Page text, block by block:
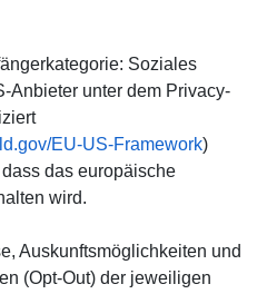
Soziales
Anbieter unter dem Privacy-
EU-US-Framework)
das europäische
wird.
Auskunftsmöglichkeiten und
(Opt-Out) der jeweiligen